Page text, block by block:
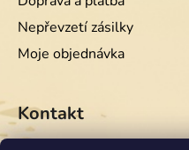
Nepřevzetí zásilky
Moje objednávka
Kontakt